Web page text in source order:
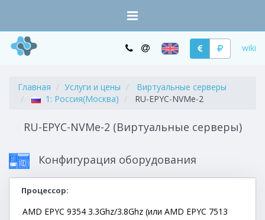
wiki
Главная Услуги и цены
Виртуальные серверы
1: Россия(Москва)
RU-EPYC-NVMe-2
RU-EPYC-NVMe-2 (Виртуальные серверы)
Конфигурация оборудования
Процессор
AMD EPYC 9354 3.3Ghz/3.8Ghz (или AMD EPYC 7513